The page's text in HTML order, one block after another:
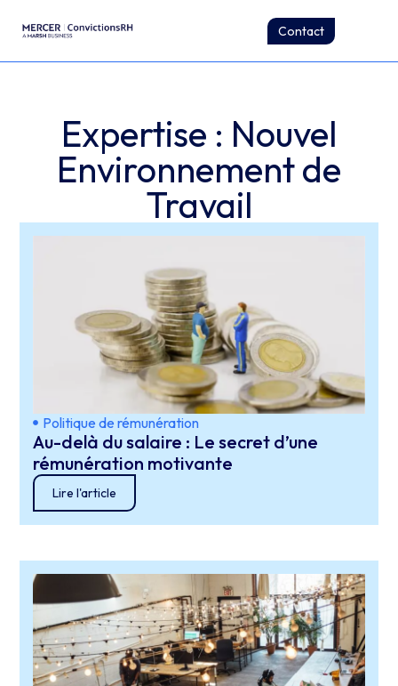
Contact
Expertise : Nouvel
Environnement de
Travail
Politique de rémunération
Au-delà du salaire : Le secret d’une
rémunération motivante
Lire l'article